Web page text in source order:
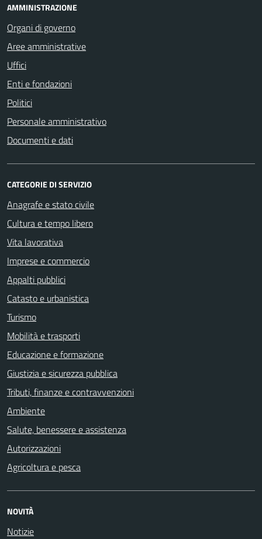
AMMINISTRAZIONE
Organi di governo
Aree amministrative
Uffici
Enti e fondazioni
Politici
Personale amministrativo
Documenti e dati
CATEGORIE DI SERVIZIO
Anagrafe e stato civile
Cultura e tempo libero
Vita lavorativa
Imprese e commercio
Appalti pubblici
Catasto e urbanistica
Turismo
Mobilità e trasporti
Educazione e formazione
Giustizia e sicurezza pubblica
Tributi, finanze e contravvenzioni
Ambiente
Salute, benessere e assistenza
Autorizzazioni
Agricoltura e pesca
NOVITÀ
Notizie